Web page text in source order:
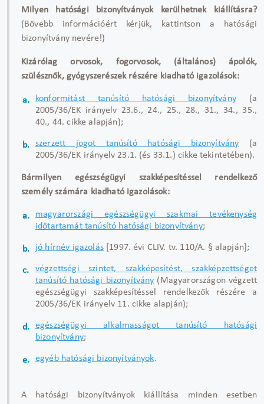
Milyen hatósági bizonyítványok kerülhetnek kiállításra?
(Bővebb információért kérjük, kattintson a hatósági
bizonyítvány nevére!)
Kizárólag orvosok, fogorvosok, (általános) ápolók,
szülésznők, gyógyszerészek részére kiadható igazolások:
konformitást tanúsító hatósági bizonyítvány(a
2005/36/EK irányelv 23.6., 24., 25., 28., 31., 34., 35.,
40., 44. cikke alapján);
szerzett jogot tanúsító hatósági bizonyítvány (a
2005/36/EK irányelv 23.1. (és 33.1.) cikke tekintetében).
Bármilyen egészségügyi szakképesítéssel rendelkező
személy számára kiadható igazolások:
magyarországi egészségügyi szakmai tevékenység
időtartamát tanúsító hatósági bizonyítvány;
jó hírnév igazolás[1997. évi CLIV. tv. 110/A. § alapján];
végzettségi szintet, szakképesítést, szakképzettséget
tanúsító hatósági bizonyítvány (Magyarországon végzett
egészségügyi szakképesítéssel rendelkezők részére a
2005/36/EK irányelv 11. cikke alapján);
egészségügyi alkalmasságot tanúsító hatósági
bizonyítvány;
egyéb hatósági bizonyítványok.
A hatósági bizonyítványok kiállítása minden esetben